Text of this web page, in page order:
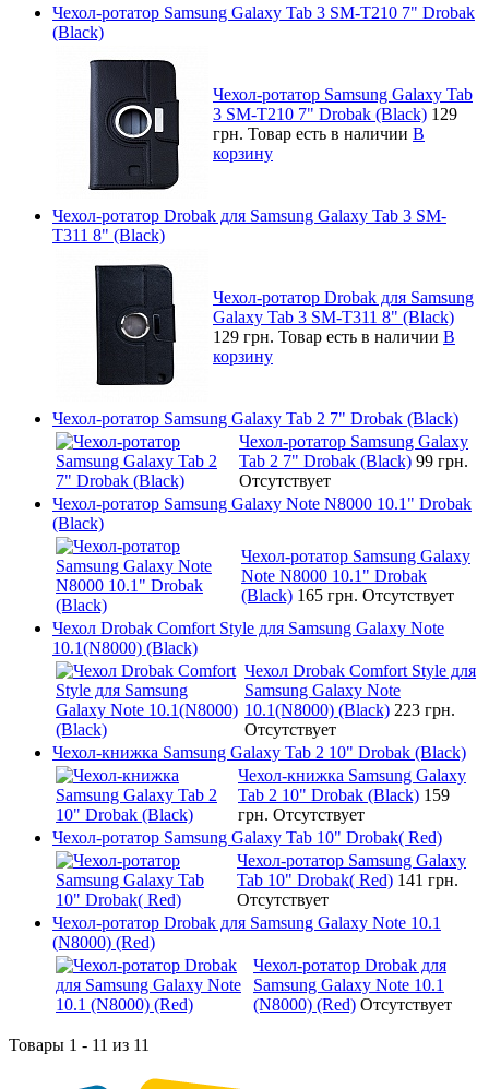
Чехол-ротатор Samsung Galaxy Tab 3 SM-T210 7" Drobak
(Black)
Чехол-ротатор Samsung Galaxy Tab
3 SM-T210 7" Drobak (Black) 129
грн. Товар есть в наличии В
корзину
Чехол-ротатор Drobak для Samsung Galaxy Tab 3 SM-
T311 8" (Black)
Чехол-ротатор Drobak для Samsung
Galaxy Tab 3 SM-T311 8" (Black)
129 грн. Товар есть в наличии В
корзину
Чехол-ротатор Samsung Galaxy Tab 2 7" Drobak (Black)
Чехол-ротатор Samsung Galaxy
Tab 2 7" Drobak (Black) 99 грн.
Отсутствует
Чехол-ротатор Samsung Galaxy Note N8000 10.1" Drobak
(Black)
Чехол-ротатор Samsung Galaxy
Note N8000 10.1" Drobak
(Black) 165 грн. Отсутствует
Чехол Drobak Comfort Style для Samsung Galaxy Note
10.1(N8000) (Black)
Чехол Drobak Comfort Style для
Samsung Galaxy Note
10.1(N8000) (Black) 223 грн.
Отсутствует
Чехол-книжка Samsung Galaxy Tab 2 10" Drobak (Black)
Чехол-книжка Samsung Galaxy
Tab 2 10" Drobak (Black) 159
грн. Отсутствует
Чехол-ротатор Samsung Galaxy Tab 10" Drobak( Red)
Чехол-ротатор Samsung Galaxy
Tab 10" Drobak( Red) 141 грн.
Отсутствует
Чехол-ротатор Drobak для Samsung Galaxy Note 10.1
(N8000) (Red)
Чехол-ротатор Drobak для
Samsung Galaxy Note 10.1
(N8000) (Red) Отсутствует
Товары 1 - 11 из 11